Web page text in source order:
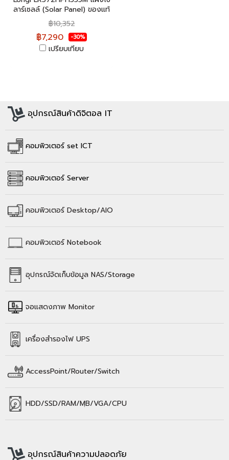
ลาร์เซลล์ (Solar Panel) ของแท้
100% ประกันศูนย์ไทย 12 ปี
฿10,352
฿7,290 -30%
เปรียบเทียบ
อุปกรณ์สินค้าดิจิตอล IT
คอมพิวเตอร์ set ICT
คอมพิวเตอร์ Server
คอมพิวเตอร์Desktop/AIO
คอมพิวเตอร์Notebook
อุปกรณ์จัดเก็บข้อมูล NAS/Storage
จอแสดงภาพ Monitor
เครื่องสำรองไฟ UPS
AccessPoint/Router/Switch
HDD/SSD/RAM/MฺB/VGA/CPU
อุปกรณ์สินค้าความปลอดภัย